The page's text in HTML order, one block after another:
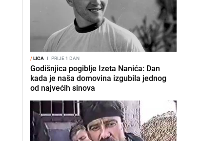
/LICA I PRIJE 1 DAN
Godišnjica pogiblje Izeta Nanića: Dan
kada je naša domovina izgubila jednog
od najvećih sinova